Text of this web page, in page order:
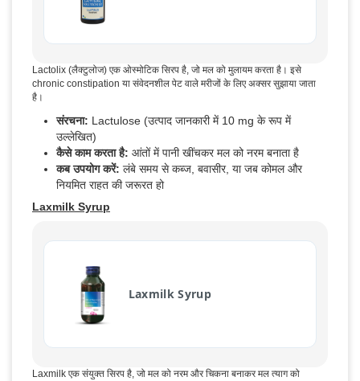
Lactolix (लैक्टुलोज) एक ओस्मोटिक सिरप है, जो मल को मुलायम करता है। इसे
chronic constipation या संवेदनशील पेट वाले मरीजों के लिए अक्सर सुझाया जाता
है।
संरचना: Lactulose (उत्पाद जानकारी में 10 mg के रूप में
उल्लेखित)
कैसे काम करता है: आंतों में पानी खींचकर मल को नरम बनाता है
कब उपयोग करें: लंबे समय से कब्ज, बवासीर, या जब कोमल और
नियमित राहत की जरूरत हो
Laxmilk Syrup
Laxmilk Syrup
Laxmilk एक संयुक्त सिरप है, जो मल को नरम और चिकना बनाकर मल त्याग को